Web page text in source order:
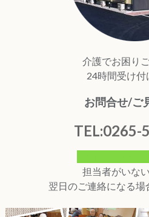
介護でお困り
24時間受け付
お問合せ/ご
TEL:0265-
担当者がいな
翌日のご連絡になる場